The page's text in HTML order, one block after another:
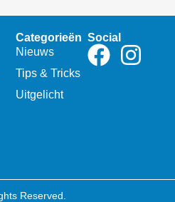
Categorieën
Nieuws
Tips & Tricks
Uitgelicht
Social
Reserved.